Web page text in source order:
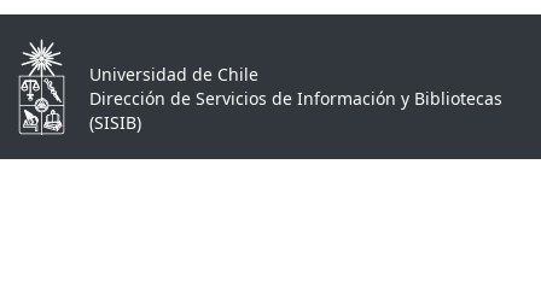
Universidad de Chile
Dirección de Servicios de Información y Bibliotecas
(SISIB)